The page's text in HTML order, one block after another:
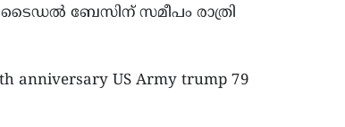
ബേസിന് സമീപം രാത്രി
anniversary US Army trump 79